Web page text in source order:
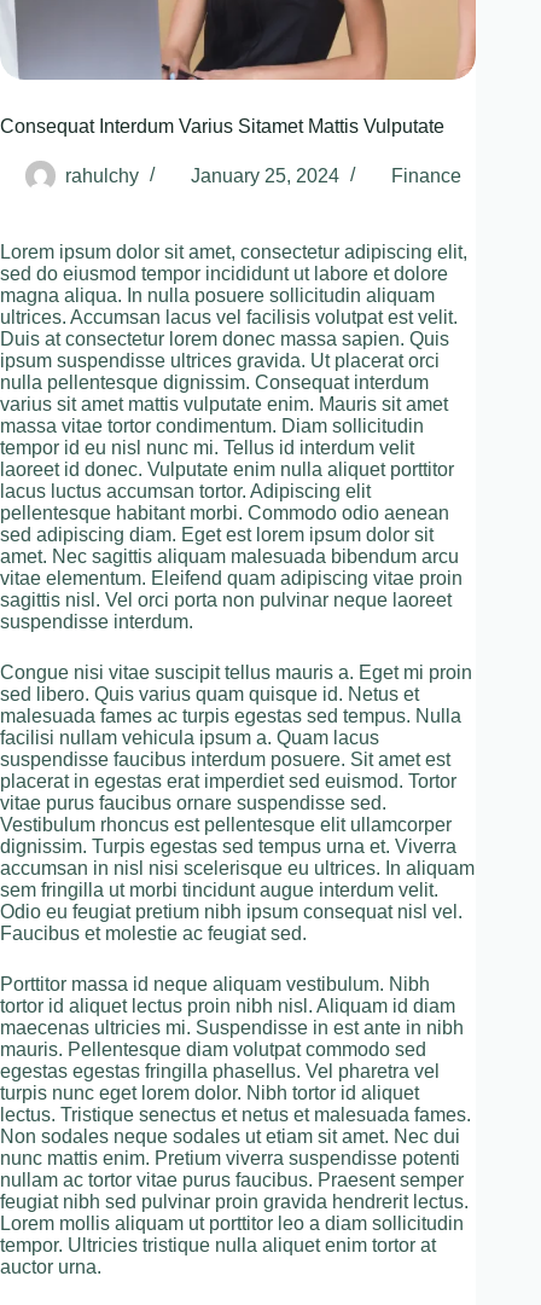
Consequat Interdum Varius Sitamet Mattis Vulputate
rahulchy January 25, 2024 Finance
Lorem ipsum dolor sit amet, consectetur adipiscing elit,
sed do eiusmod tempor incididunt ut labore et dolore
magna aliqua. In nulla posuere sollicitudin aliquam
ultrices. Accumsan lacus vel facilisis volutpat est velit.
Duis at consectetur lorem donec massa sapien. Quis
ipsum suspendisse ultrices gravida. Ut placerat orci
nulla pellentesque dignissim. Consequat interdum
varius sit amet mattis vulputate enim. Mauris sit amet
massa vitae tortor condimentum. Diam sollicitudin
tempor id eu nisl nunc mi. Tellus id interdum velit
laoreet id donec. Vulputate enim nulla aliquet porttitor
lacus luctus accumsan tortor. Adipiscing elit
pellentesque habitant morbi. Commodo odio aenean
sed adipiscing diam. Eget est lorem ipsum dolor sit
amet. Nec sagittis aliquam malesuada bibendum arcu
vitae elementum. Eleifend quam adipiscing vitae proin
sagittis nisl. Vel orci porta non pulvinar neque laoreet
suspendisse interdum.
Congue nisi vitae suscipit tellus mauris a. Eget mi proin
sed libero. Quis varius quam quisque id. Netus et
malesuada fames ac turpis egestas sed tempus. Nulla
facilisi nullam vehicula ipsum a. Quam lacus
suspendisse faucibus interdum posuere. Sit amet est
placerat in egestas erat imperdiet sed euismod. Tortor
vitae purus faucibus ornare suspendisse sed.
Vestibulum rhoncus est pellentesque elit ullamcorper
dignissim. Turpis egestas sed tempus urna et. Viverra
accumsan in nisl nisi scelerisque eu ultrices. In aliquam
sem fringilla ut morbi tincidunt augue interdum velit.
Odio eu feugiat pretium nibh ipsum consequat nisl vel.
Faucibus et molestie ac feugiat sed.
Porttitor massa id neque aliquam vestibulum. Nibh
tortor id aliquet lectus proin nibh nisl. Aliquam id diam
maecenas ultricies mi. Suspendisse in est ante in nibh
mauris. Pellentesque diam volutpat commodo sed
egestas egestas fringilla phasellus. Vel pharetra vel
turpis nunc eget lorem dolor. Nibh tortor id aliquet
lectus. Tristique senectus et netus et malesuada fames.
Non sodales neque sodales ut etiam sit amet. Nec dui
nunc mattis enim. Pretium viverra suspendisse potenti
nullam ac tortor vitae purus faucibus. Praesent semper
feugiat nibh sed pulvinar proin gravida hendrerit lectus.
Lorem mollis aliquam ut porttitor leo a diam sollicitudin
tempor. Ultricies tristique nulla aliquet enim tortor at
auctor urna.